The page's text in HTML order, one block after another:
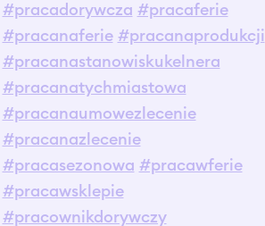
#pracadorywcza #pracaferie
#pracanaferie #pracanaprodukcji
#pracanastanowiskukelnera
#pracanatychmiastowa
#pracanaumowezlecenie
#pracanazlecenie
#pracasezonowa #pracawferie
#pracawsklepie
#pracownikdorywczy